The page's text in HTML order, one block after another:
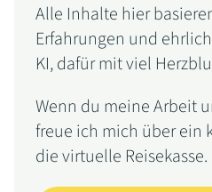
Alle Inhalte hier
Erfahrungen und
KI, dafür mit viel
Wenn du meine Arbeit
freue ich mich über ein
die virtuelle Reisekasse.